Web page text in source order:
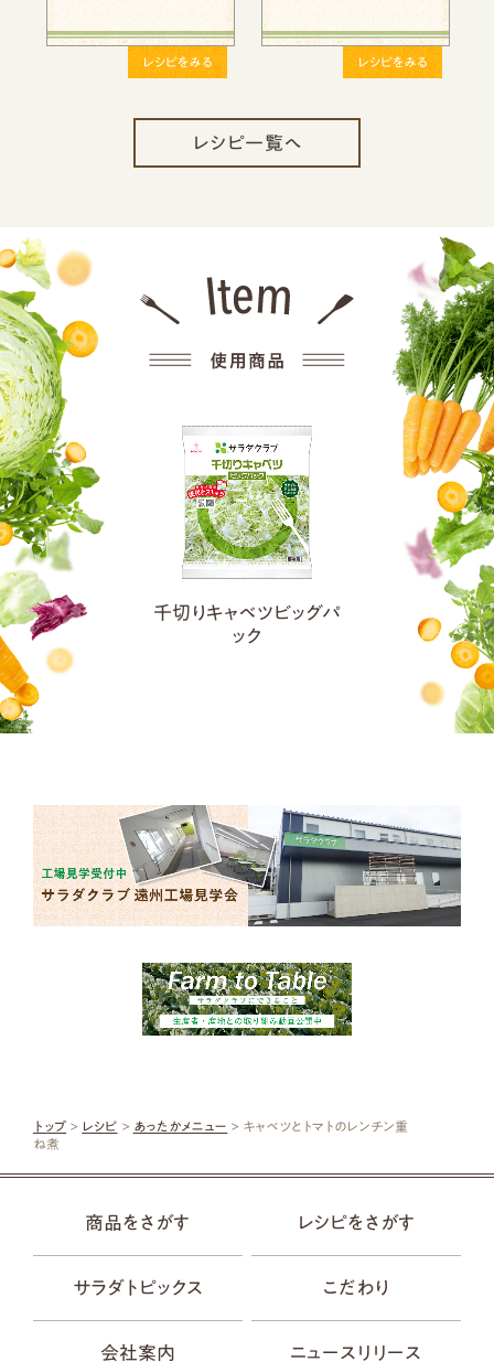
レシピをみる レシピをみる
レシピ一覧へ
千切りキャベツビッグパ
ック
トップ > レシピ > あったかメニュー > キャベツとトマトのレンチン重
ね煮
商品をさがす レシピをさがす
サラダトピックス こだわり
会社案内 ニュースリリース